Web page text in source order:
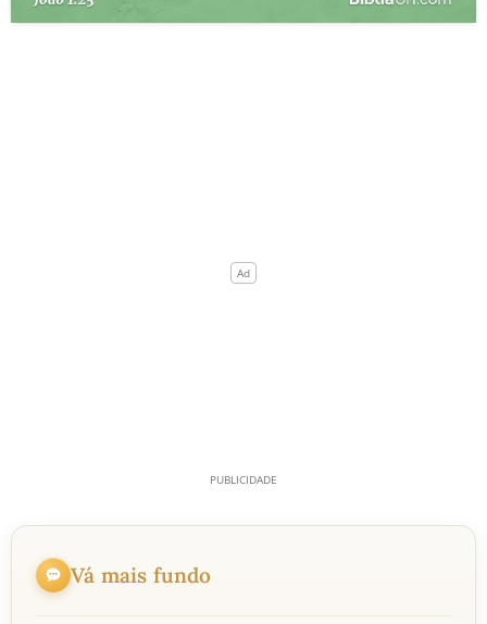
Vá mais fundo